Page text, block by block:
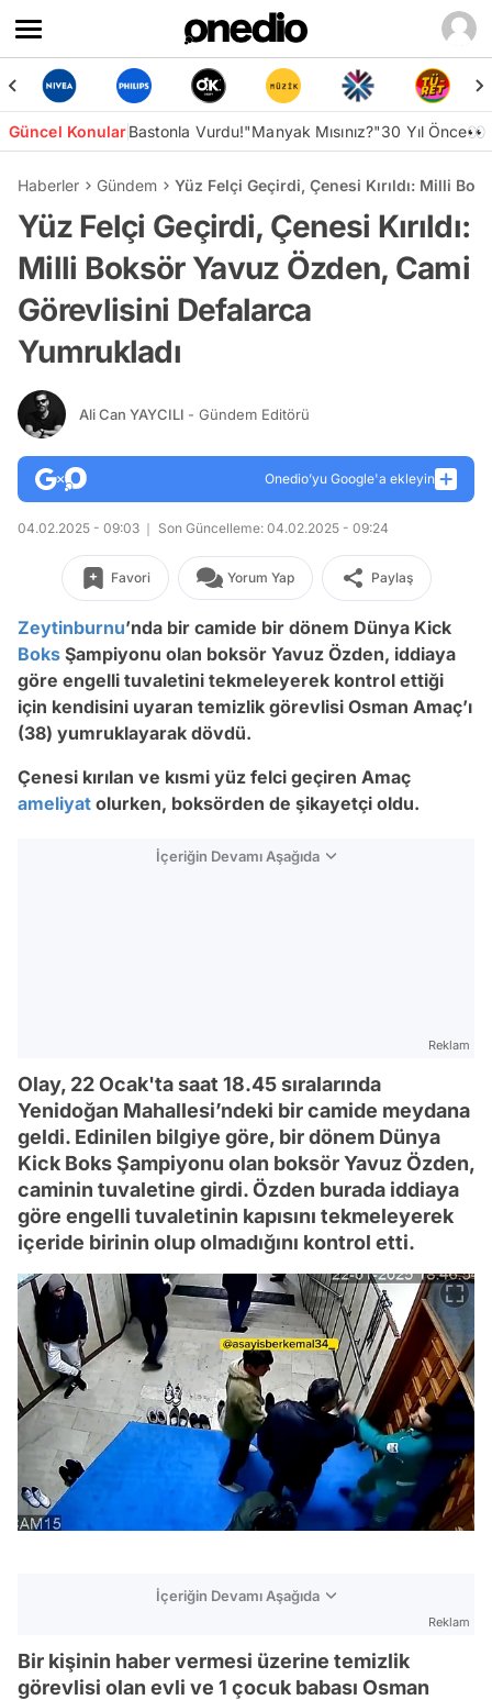
Güncel KonularBastonla Vurdu!"Manyak Mısınız?"30 Yıl Önce👀
Haberler Gündem Yüz Felçi Geçirdi, Çenesi Kırıldı: Milli
Yüz Felçi Geçirdi, Çenesi Kırıldı:
Milli Boksör Yavuz Özden, Cami
Görevlisini Defalarca
Yumrukladı
Ali Can YAYCILI - Gündem Editörü
Onedio’yu Google'a ekleyin
04.02.2025 - 09:03 Son Güncelleme: 04.02.2025 - 09:24
Favori Yorum Yap Paylaş
Zeytinburnu’nda bir camide bir dönem Dünya Kick
Boks Şampiyonu olan boksör Yavuz Özden, iddiaya
göre engelli tuvaletini tekmeleyerek kontrol ettiği
için kendisini uyaran temizlik görevlisi Osman Amaç’ı
(38) yumruklayarak dövdü.
Çenesi kırılan ve kısmi yüz felci geçiren Amaç
ameliyat olurken, boksörden de şikayetçi oldu.
İçeriğin Devamı Aşağıda
Reklam
Olay, 22 Ocak'ta saat 18.45 sıralarında
Yenidoğan Mahallesi’ndeki bir camide meydana
geldi. Edinilen bilgiye göre, bir dönem Dünya
Kick Boks Şampiyonu olan boksör Yavuz Özden,
caminin tuvaletine girdi. Özden burada iddiaya
göre engelli tuvaletinin kapısını tekmeleyerek
içeride birinin olup olmadığını kontrol etti.
İçeriğin Devamı Aşağıda
Reklam
Bir kişinin haber vermesi üzerine temizlik
görevlisi olan evli ve 1 çocuk babası Osman